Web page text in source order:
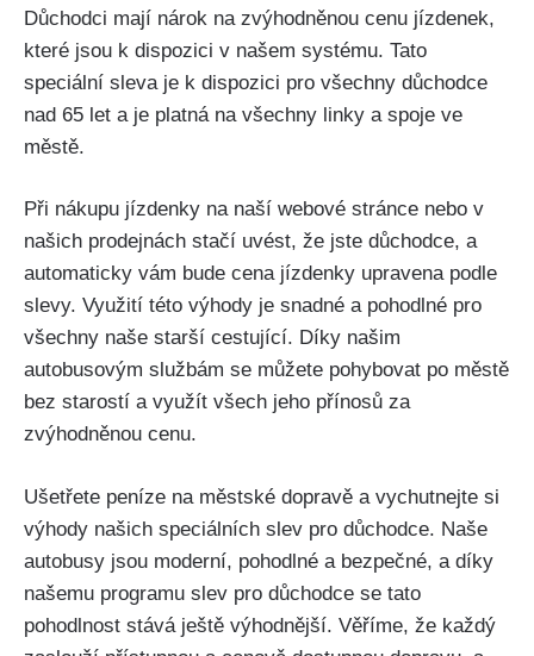
Důchodci mají nárok na zvýhodněnou cenu jízdenek,
které jsou k dispozici v našem systému. Tato
speciální sleva je k dispozici pro všechny důchodce
nad 65 let a je platná na všechny linky a spoje ve
městě.
Při nákupu jízdenky na naší webové stránce nebo v
našich prodejnách stačí uvést, že jste důchodce, a
automaticky vám bude cena jízdenky upravena podle
slevy. Využití této výhody je snadné a pohodlné pro
všechny naše starší cestující. Díky našim
autobusovým službám se můžete pohybovat po městě
bez starostí a využít všech jeho přínosů za
zvýhodněnou cenu.
Ušetřete peníze na městské dopravě a vychutnejte si
výhody našich speciálních slev pro důchodce. Naše
autobusy jsou moderní, pohodlné a bezpečné, a díky
našemu programu slev pro důchodce se tato
pohodlnost stává ještě výhodnější. Věříme, že každý